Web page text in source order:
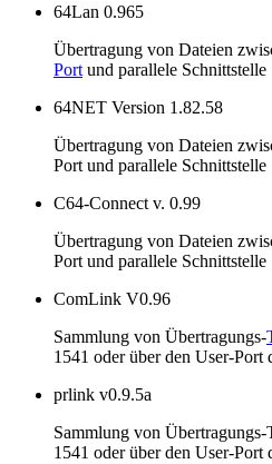
64Lan 0.965
Übertragung von Dateien
Port und parallele Schnittstelle
64NET Version 1.82.58
Übertragung von Dateien
Port und parallele Schnittstelle
C64-Connect v. 0.99
Übertragung von Dateien
Port und parallele Schnittstelle
ComLink V0.96
Sammlung von Übertragungs-
1541 oder über den User-
prlink v0.9.5a
Sammlung von
1541 oder über den User-